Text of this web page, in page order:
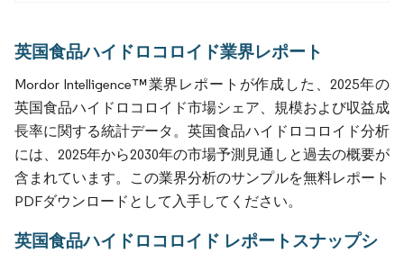
英国食品ハイドロコロイド業界レポート
Mordor Intelligence™業界レポートが作成した、2025年の
英国食品ハイドロコロイド市場シェア、規模および収益成
長率に関する統計データ。英国食品ハイドロコロイド分析
には、2025年から2030年の市場予測見通しと過去の概要が
含まれています。この業界分析のサンプルを無料レポート
PDFダウンロードとして入手してください。
英国食品ハイドロコロイド レポートスナップシ